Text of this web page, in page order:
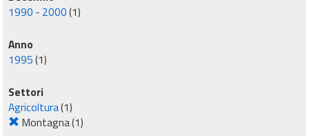
1990 - 2000(1)
Anno
1995(1)
Settori
Agricoltura(1)
Montagna(1)